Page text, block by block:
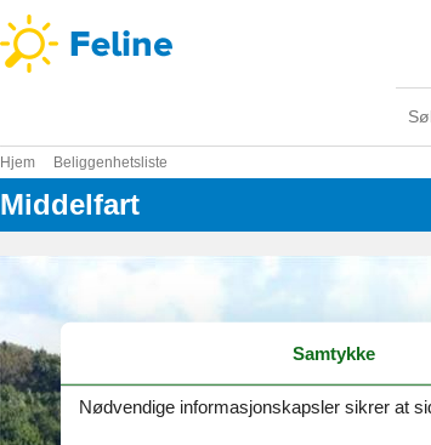
Hjem Beliggenhetsliste
Middelfart
Samtykke
Nødvendige informasjonskapsler sikrer at